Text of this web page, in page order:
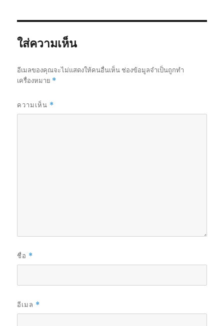
ใส่ความเห็น
อีเมลของคุณจะไม่แสดงให้คนอื่นเห็น ช่องข้อมูลจำเป็นถูกทำ
เครื่องหมาย *
ความเห็น *
ชื่อ *
อีเมล *